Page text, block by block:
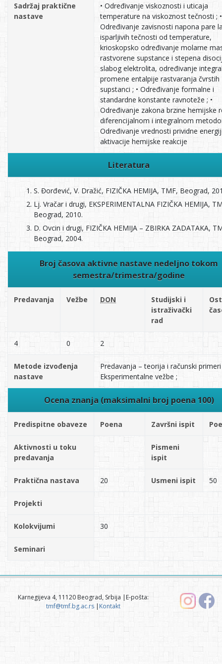
Sadržaj praktične
nastave
• Određivanje viskoznosti i uticaja
temperature na viskoznost tečnosti ; •
Određivanje zavisnosti napona pare
isparljivih tečnosti od temperature,
krioskopsko određivanje molarne
rastvorene supstance i stepena
slabog elektrolita, određivanje
promene entalpije rastvaranja čvrstih
supstanci ; • Određivanje formalne i
standardne konstante ravnoteže ; •
Određivanje zakona brzine hemijske
diferencijalnom i integralnom
Određivanje vrednosti prividne
aktivacije hemijske reakcije
Literatura
S. Đorđević, V. Dražić, FIZIČKA HEMIJA, TMF, Beograd,
Lj. Vračar i drugi, EKSPERIMENTALNA FIZIČKA HEMIJA,
Beograd, 2010.
D. Ovcin i drugi, FIZIČKA HEMIJA – ZBIRKA ZADATAKA,
Beograd, 2004.
Broj časova aktivne nastave nedeljno tokom
semestra/trimestra/godine
Predavanja Vežbe DON
Studijski i
istraživački
rad
4 0 2
Metode izvođenja
nastave
Predavanja – teorija i računski primeri
Eksperimentalne vežbe ;
Ocena znanja (maksimalni broj poena 100)
Predispitne obaveze Poena Završni ispit
Aktivnosti u toku
predavanja
Pismeni
ispit
Praktična nastava 20 Usmeni ispit 50
Projekti
Kolokvijumi 30
Seminari
Karnegijeva 4, 11120 Beograd, Srbija |E-pošta:
tmf@tmf.bg.ac.rs| Kontakt